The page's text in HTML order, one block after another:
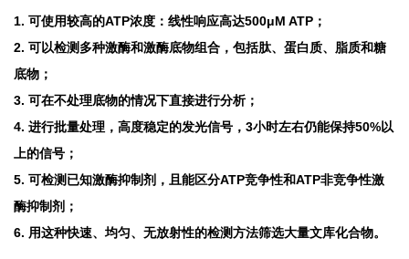
1. 可使用较高的ATP浓度：线性响应高达500μM ATP；
2. 可以检测多种激酶和激酶底物组合，包括肽、蛋白质、脂质和糖
底物；
3. 可在不处理底物的情况下直接进行分析；
4. 进行批量处理，高度稳定的发光信号，3小时左右仍能保持50%以
上的信号；
5. 可检测已知激酶抑制剂，且能区分ATP竞争性和ATP非竞争性激
酶抑制剂；
6. 用这种快速、均匀、无放射性的检测方法筛选大量文库化合物。